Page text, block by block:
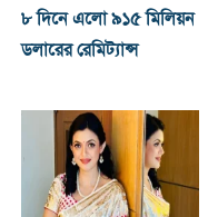
৮ দিনে এলো ৯১৫ মিলিয়ন
ডলারের রেমিট্যান্স